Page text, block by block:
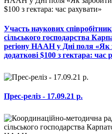
Участь наукових
сільського господарства
регіону НААН у Дні поля «Як
додаткові $100 з гектара: час
Прес-реліз - 17.09.21 р.